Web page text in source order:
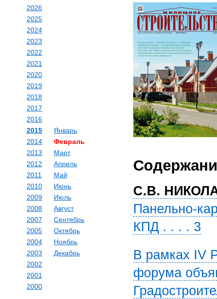
2026
2025
2024
2023
2022
2021
2020
2019
2018
2017
2016
2015
Январь
Февраль
Март
Апрель
Май
Июнь
Июль
Август
Сентябрь
Октябрь
Ноябрь
Декабрь
2014
2013
2012
2011
2010
2009
2008
2007
2005
2004
2003
2002
2001
2000
С.В.
Панельно-
КПД . . . . 3
В рамках IV
форума